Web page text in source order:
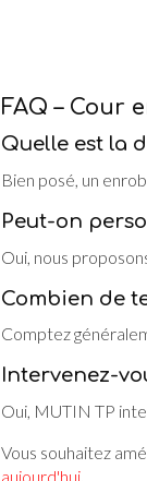
FAQ – Cour
Quelle est la
Bien posé, un
Peut-on
Oui, nous
Combien de
Comptez
Intervenez-
Oui, MUTIN TP
Vous souhaitez
aujourd'hui